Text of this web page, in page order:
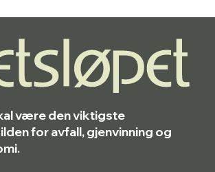
være den viktigste
for avfall, gjenvinning og